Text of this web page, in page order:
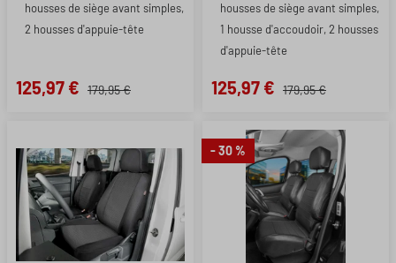
housses de siège avant simples,
2 housses d'appuie-tête
125,97 € 179,95 €
housses de siège avant simples,
1 housse d'accoudoir, 2 housses
d'appuie-tête
125,97 € 179,95 €
- 30 %